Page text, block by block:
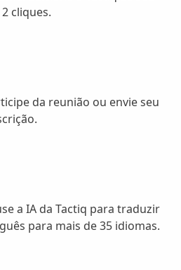
cliques.
da reunião ou envie seu
a IA da Tactiq para traduzir
para mais de 35 idiomas.